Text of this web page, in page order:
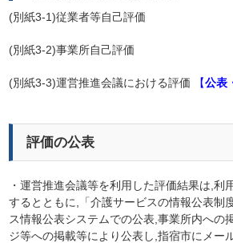
(別紙3-1)従業者等自己評価
(別紙3-2)事業所自己評価
(別紙3-3)運営推進会議における評価 【公表
評価の公表
・運営推進会議等を利用した評価結果は,利
するとともに,「介護サービスの情報公表制
ス情報公表システムでの公表,事業所内への
ジ等への掲載等により公表し,指宿市にメー